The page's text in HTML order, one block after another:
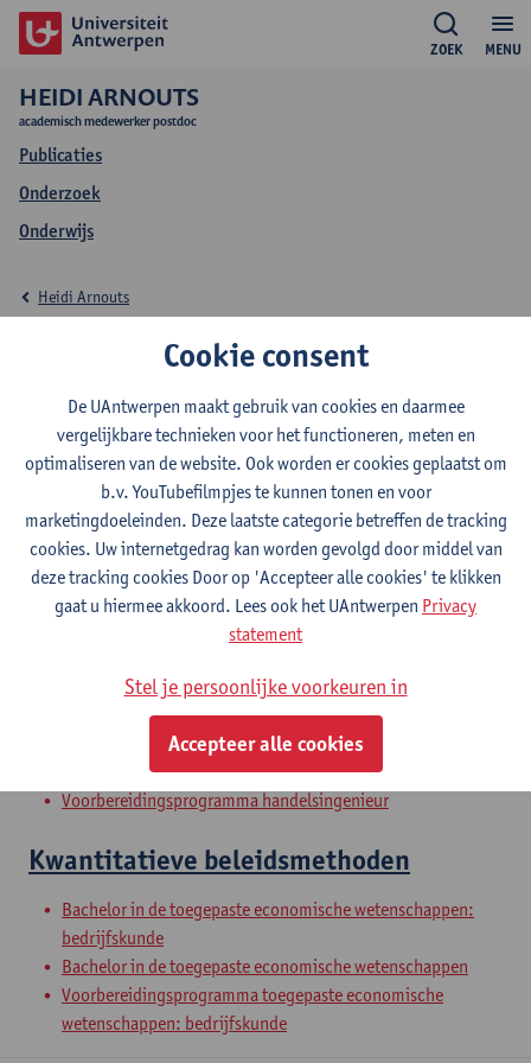
MENU
ZOEK
HEIDI ARNOUTS
academisch medewerker postdoc
Publicaties
Onderzoek
Onderwijs
Onderwijs Heidi
Arnouts
Heidi Arnouts
2026-2027 2025-2026 2024-2025
Verklarende statistiek
bedrijfskunde
Bachelor in de toegepaste economische wetenschappen
Voorbereidingsprogramma toegepaste economische
wetenschappen: bedrijfskunde
Voorbereidingsprogramma handelsingenieur
Kwantitatieve beleidsmethoden
Bachelor in de toegepaste economische wetenschappen:
bedrijfskunde
Bachelor in de toegepaste economische wetenschappen
Voorbereidingsprogramma toegepaste economische
wetenschappen: bedrijfskunde
Cookie consent
De UAntwerpen maakt gebruik van cookies en daarmee
vergelijkbare technieken voor het functioneren, meten en
optimaliseren van de website. Ook worden er cookies geplaatst om
b.v. YouTubefilmpjes te kunnen tonen en voor
marketingdoeleinden. Deze laatste categorie betreffen de tracking
cookies. Uw internetgedrag kan worden gevolgd door middel van
deze tracking cookies Door op 'Accepteer alle cookies' te klikken
gaat u hiermee akkoord. Lees ook het UAntwerpen Privacy
statement
Stel je persoonlijke voorkeuren in
Accepteer alle cookies